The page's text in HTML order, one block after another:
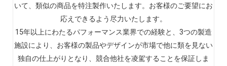
いて、類似の商品を特注製作いたします。お客様のご要望にお
応えできるよう尽力いたします。
15年以上にわたるパフォーマンス業界での経験と、3つの製造
施設により、お客様の製品やデザインが市場で他に類を見ない
独自の仕上がりとなり、競合他社を凌駕することを保証しま